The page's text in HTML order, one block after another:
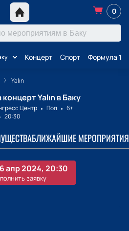
0
Концерт Спорт Формула 1
Yalın
Yalın в Баку
Центр Поп
6+
20:30
БЛИЖАЙШИЕ МЕРОПРИЯТИЯ